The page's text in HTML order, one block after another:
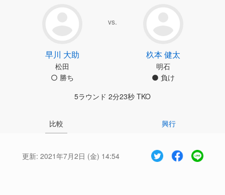
早川 大助
松田
勝ち
vs.
杦本 健太
明石
負け
5ラウンド 2分23秒 TKO
比較 興行
更新: 2021年7月2日 (金) 14:54